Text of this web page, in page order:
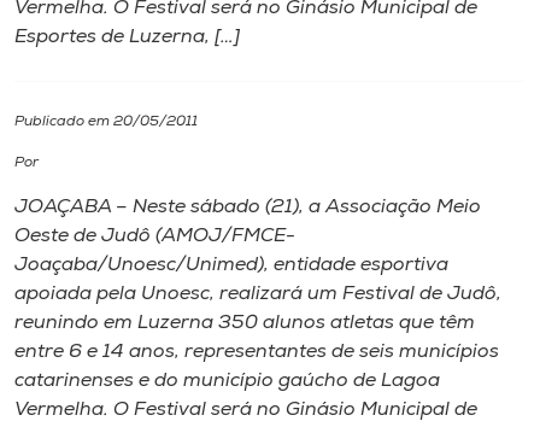
Internacionalização
Cultura
CPA
Biblioteca
Vermelha. O Festival será no Ginásio Municipal de
Esportes de Luzerna, […]
Publicado em 20/05/2011
Por
JOAÇABA – Neste sábado (21), a Associação Meio
Oeste de Judô (AMOJ/FMCE-
Joaçaba/Unoesc/Unimed), entidade esportiva
apoiada pela Unoesc, realizará um Festival de Judô,
reunindo em Luzerna 350 alunos atletas que têm
entre 6 e 14 anos, representantes de seis municípios
catarinenses e do município gaúcho de Lagoa
Vermelha. O Festival será no Ginásio Municipal de